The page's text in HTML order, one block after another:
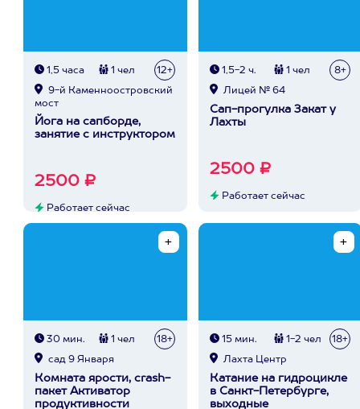
1,5 часа 1 чел 12+
9-й Каменноостровский
мост
Йога на сапборде,
занятие с инструктором
2500 ₽
Работает сейчас
1,5-2 ч. 1 чел 8+
Лицей № 64
Сап-прогулка Закат у
Лахты
2500 ₽
Работает сейчас
30 мин. 1 чел 18+
сад 9 Января
Комната ярости, crash-
пакет Активатор
продуктивности
15 мин. 1-2 чел 18+
Лахта Центр
Катание на гидроцикле
в Санкт-Петербурге,
выходные